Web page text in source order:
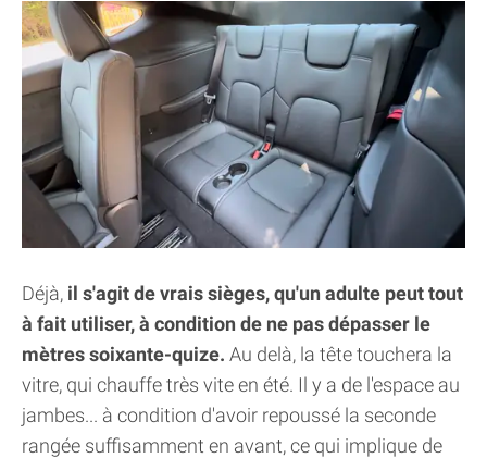
Déjà, il s'agit de vrais sièges, qu'un adulte peut tout
à fait utiliser, à condition de ne pas dépasser le
mètres soixante-quize. Au delà, la tête touchera la
vitre, qui chauffe très vite en été. Il y a de l'espace au
jambes... à condition d'avoir repoussé la seconde
rangée suffisamment en avant, ce qui implique de